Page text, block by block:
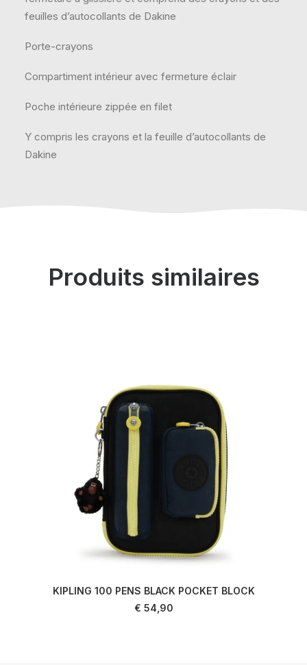
feuilles d’autocollants de Dakine
Porte-crayons
Compartiment intérieur avec fermeture éclair
Poche intérieure zippée en filet
Y compris les crayons et la feuille d’autocollants de
Dakine
Produits similaires
KIPLING 100 PENS BLACK POCKET BLOCK
€ 54,90